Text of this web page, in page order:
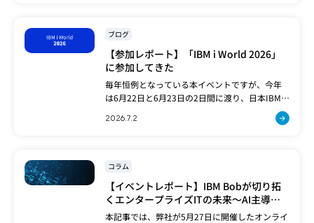
ブログ
【参加レポート】「IBM i World 2026」
に参加してきた
毎年恒例となっている本イベントですが、今年
は6月22日と6月23日の2日間に渡り、日本IBM虎
「IBMi×AIが経営と現場の未来を動かす」昨年
2026.7.2
コラム
【イベントレポート】IBM Bobが切り拓
くエンタープライズITの未来〜AI主導の
開発パートナー活用最前線〜
本記事では、弊社が5月27日に開催したオンライ